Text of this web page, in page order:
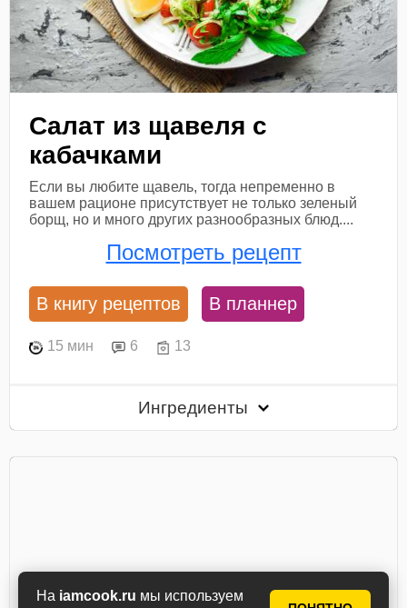
На iamcook.ru мы используем
Салат из щавеля с
кабачками
Если вы любите щавель, тогда непременно в
вашем рационе присутствует не только зеленый
борщ, но и много других разнообразных блюд....
Посмотреть рецепт
В книгу рецептов В планнер
15 мин 6 13
Ингредиенты